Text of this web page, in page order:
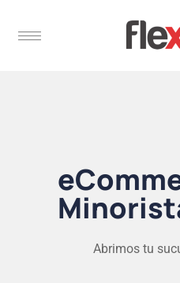
Abrimos tu